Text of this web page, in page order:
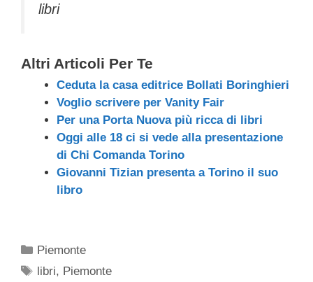
libri
Altri Articoli Per Te
Ceduta la casa editrice Bollati Boringhieri
Voglio scrivere per Vanity Fair
Per una Porta Nuova più ricca di libri
Oggi alle 18 ci si vede alla presentazione
di Chi Comanda Torino
Giovanni Tizian presenta a Torino il suo
libro
Categorie
Piemonte
Tag
libri, Piemonte